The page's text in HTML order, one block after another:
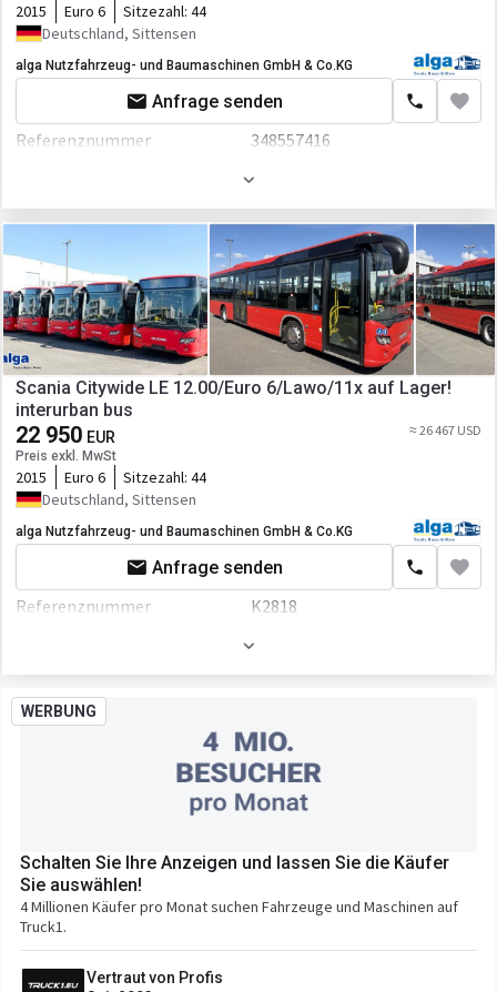
Heizung
Tempomat
CD
Hubraum
Leistung
354 P.S.
Schaltgetriebe
Fahrgestell/Federung
Kabine
Nebelscheinwerfer
El.Spiegel
Zentralverriegelung
Heizung
Radio
CD
2015 Euro 6 Sitzezahl: 44
Deutschland, Sittensen
alga Nutzfahrzeug- und Baumaschinen GmbH & Co.KG
Anfrage senden
Referenznummer
348557416
Rot
Motor/Antrieb
Leistung
280 P.S.
Getriebe
Automatikgetriebe
Transmission
Automatikgetriebe
Fahrgestell/Federung
ABS
Scania Citywide LE 12.00/Euro 6/Lawo/11x auf Lager!
interurban bus
22 950 EUR
Preis exkl. MwSt
≈ 26 467 USD
2015 Euro 6 Sitzezahl: 44
Deutschland, Sittensen
alga Nutzfahrzeug- und Baumaschinen GmbH & Co.KG
Anfrage senden
Referenznummer
K2818
Rot
Leistung
Automatikgetriebe
Automatikgetriebe
ABS
WERBUNG
Schalten Sie Ihre Anzeigen und lassen Sie die Käufer
Sie auswählen!
4 Millionen Käufer pro Monat suchen Fahrzeuge und Maschinen auf
Truck1.
Vertraut von Profis